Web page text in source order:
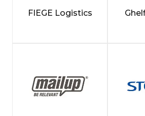
FIEGE Logistics